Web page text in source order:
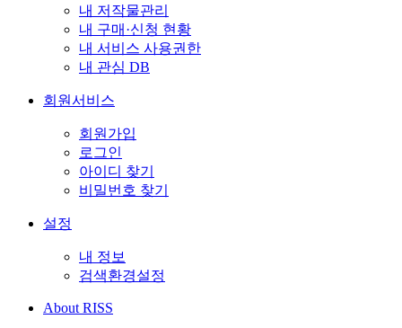
내 저작물관리
내 구매·신청 현황
내 서비스 사용권한
내 관심 DB
회원서비스
회원가입
로그인
아이디 찾기
비밀번호 찾기
설정
내 정보
검색환경설정
About RISS